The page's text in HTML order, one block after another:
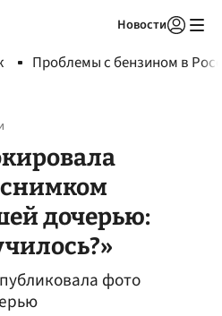
Новости
Проблемы с бензином в
дочерью:
фото